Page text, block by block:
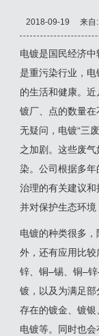
2018-09-19 来自
电镀是国民经济
是重污染行业，
的生活和健康。
镀厂、点的数量
无疑问，电镀“三
之加剧。这些废
染。公司根据多
治理的有关建议
并对保护生态环境
电镀的种类很多
外，还有应用比
锌、铜–锡、铜–
镀，以及为满足
存在的镀金、镀
电镀等。同时也